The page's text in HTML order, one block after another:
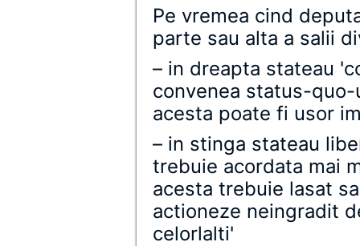
Pe vremea cind
parte sau alta a salii
– in dreapta stateau
convenea status-
acesta poate fi usor
– in stinga stateau
trebuie acordata mai
acesta trebuie lasat
actioneze neingradit
celorlalti'